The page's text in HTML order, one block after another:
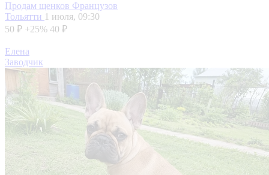
Продам щенков Французов
Тольятти 1 июля, 09:30
50 ₽ +25% 40 ₽
Елена
Заводчик